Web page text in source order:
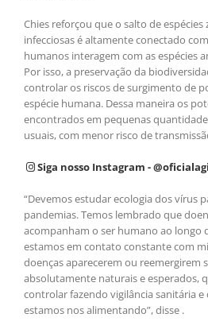
Chies reforçou que o salto de
infecciosas é altamente conectado
humanos interagem com as espécies
Por isso, a preservação da
controlar os riscos de surgimento de
espécie humana. Dessa maneira os
encontrados em pequenas
usuais, com menor risco de
Siga nosso Instagram -
“Devemos estudar ecologia dos vírus
pandemias. Temos lembrado que
acompanham o ser humano ao longo
estamos em contato constante com
doenças aparecerem ou reemergirem
absolutamente naturais e esperados,
controlar fazendo vigilância sanitária
estamos nos alimentando”, disse .